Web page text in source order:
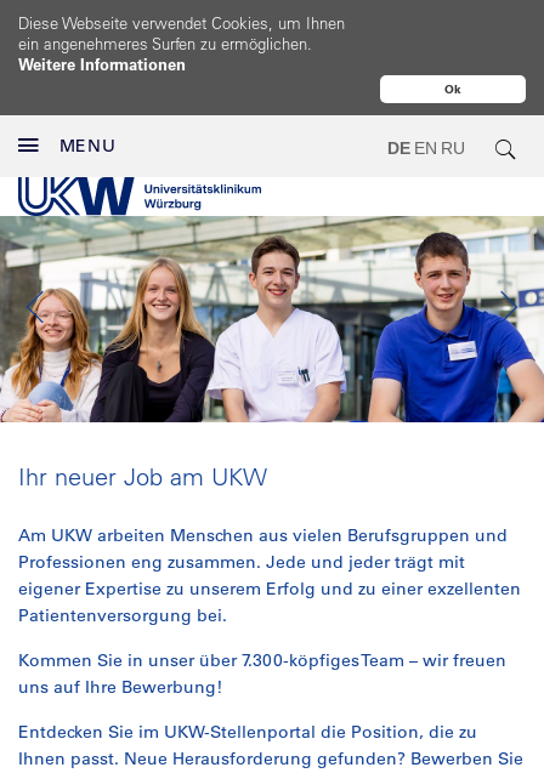
Ok
Diese Webseite verwendet Cookies, um Ihnen
ein angenehmeres Surfen zu ermöglichen.
Weitere Informationen
MENU DE EN RU
Ihr neuer Job am UKW
Am UKW arbeiten Menschen aus vielen Berufsgruppen und
Professionen eng zusammen. Jede und jeder trägt mit
eigener Expertise zu unserem Erfolg und zu einer exzellenten
Patientenversorgung bei.
Kommen Sie in unser über 7.300-köpfiges Team – wir freuen
uns auf Ihre Bewerbung!
Entdecken Sie im UKW-Stellenportal die Position, die zu
Ihnen passt. Neue Herausforderung gefunden? Bewerben Sie